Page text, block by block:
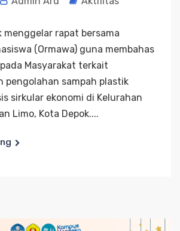
menggelar rapat bersama
(Ormawa) guna membahas
Masyarakat terkait
pengolahan sampah plastik
sirkular ekonomi di Kelurahan
Limo, Kota Depok....